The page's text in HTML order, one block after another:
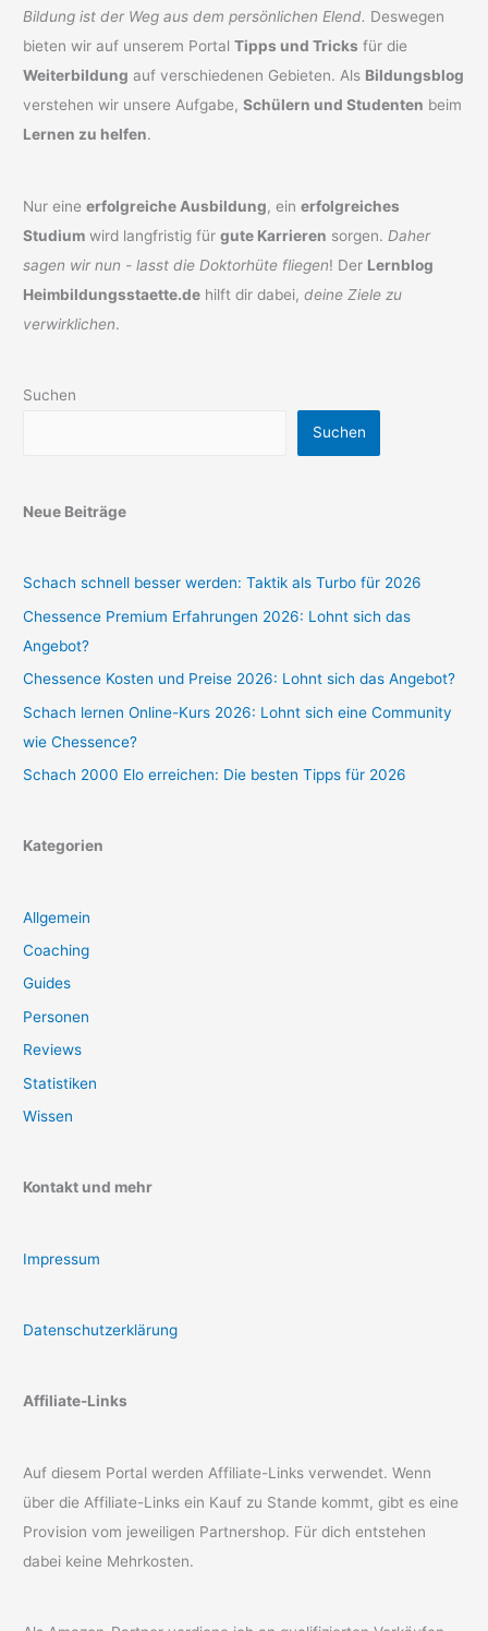
Bildung ist der Weg aus dem persönlichen Elend. Deswegen
bieten wir auf unserem PortalTipps und Tricks für die
Weiterbildung auf verschiedenen Gebieten. Als Bildungsblog
verstehen wir unsere Aufgabe,Schülern und Studenten beim
Lernen zu helfen.
Nur eineerfolgreiche Ausbildung, einerfolgreiches
Studium wird langfristig fürgute Karrieren sorgen. Daher
sagen wir nun - lasst die Doktorhüte fliegen! Der Lernblog
Heimbildungsstaette.de hilft dir dabei,deine Ziele zu
verwirklichen.
Suchen
Suchen
Neue Beiträge
Schach schnell besser werden: Taktik als Turbo für 2026
Chessence Premium Erfahrungen 2026: Lohnt sich das
Angebot?
Chessence Kosten und Preise 2026: Lohnt sich das Angebot?
Schach lernen Online-Kurs 2026: Lohnt sich eine Community
wie Chessence?
Schach 2000 Elo erreichen: Die besten Tipps für 2026
Kategorien
Allgemein
Coaching
Guides
Personen
Reviews
Statistiken
Wissen
Kontakt und mehr
Impressum
Datenschutzerklärung
Affiliate-Links
Auf diesem Portal werden Affiliate-Links verwendet. Wenn
über die Affiliate-Links ein Kauf zu Stande kommt, gibt es eine
Provision vom jeweiligen Partnershop. Für dich entstehen
dabei keine Mehrkosten.